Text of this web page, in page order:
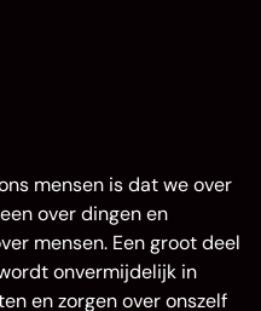
mensen is dat we over
over dingen en
mensen. Een groot deel
onvermijdelijk in
en zorgen over onszelf